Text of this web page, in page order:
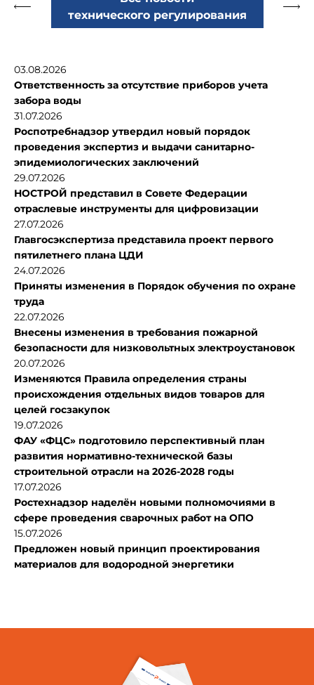
технического регулирования
03.08.2026
Ответственность за отсутствие приборов учета
забора воды
31.07.2026
Роспотребнадзор утвердил новый порядок
проведения экспертиз и выдачи санитарно-
эпидемиологических заключений
29.07.2026
НОСТРОЙ представил в Совете Федерации
отраслевые инструменты для цифровизации
27.07.2026
Главгосэкспертиза представила проект первого
пятилетнего плана ЦДИ
24.07.2026
Приняты изменения в Порядок обучения по охране
труда
22.07.2026
Внесены изменения в требования пожарной
безопасности для низковольтных электроустановок
20.07.2026
Изменяются Правила определения страны
происхождения отдельных видов товаров для
целей госзакупок
19.07.2026
ФАУ «ФЦС» подготовило перспективный план
развития нормативно-технической базы
строительной отрасли на 2026-2028 годы
17.07.2026
Ростехнадзор наделён новыми полномочиями в
сфере проведения сварочных работ на ОПО
15.07.2026
Предложен новый принцип проектирования
материалов для водородной энергетики